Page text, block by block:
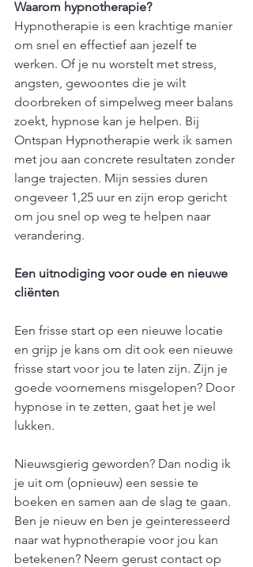
Waarom hypnotherapie?
Hypnotherapie is een krachtige manier
om snel en effectief aan jezelf te
werken. Of je nu worstelt met stress,
angsten, gewoontes die je wilt
doorbreken of simpelweg meer balans
zoekt, hypnose kan je helpen. Bij
Ontspan Hypnotherapie werk ik samen
met jou aan concrete resultaten zonder
lange trajecten. Mijn sessies duren
ongeveer 1,25 uur en zijn erop gericht
om jou snel op weg te helpen naar
verandering.
Een uitnodiging voor oude en nieuwe
cliënten
Een frisse start op een nieuwe locatie
en grijp je kans om dit ook een nieuwe
frisse start voor jou te laten zijn. Zijn je
goede voornemens misgelopen? Door
hypnose in te zetten, gaat het je wel
lukken.
Nieuwsgierig geworden? Dan nodig ik
je uit om (opnieuw) een sessie te
boeken en samen aan de slag te gaan.
Ben je nieuw en ben je geinteresseerd
naar wat hypnotherapie voor jou kan
betekenen? Neem gerust contact op